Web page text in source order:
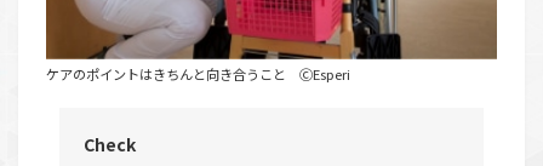
ケアのポイントはきちんと向き合うこと ⒸEsperi
Check